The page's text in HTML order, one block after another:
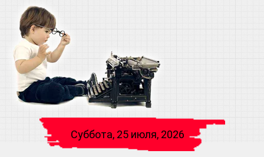
Суббота, 25 июля, 2026